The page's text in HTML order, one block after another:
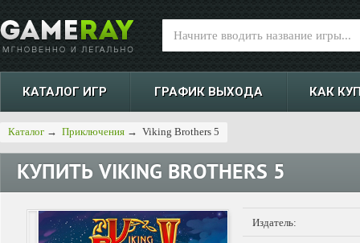
КАТАЛОГ ИГР ГРАФИК ВЫХОДА КАК
Каталог → Приключения → Viking Brothers 5
КУПИТЬ VIKING BROTHERS 5
Издатель: